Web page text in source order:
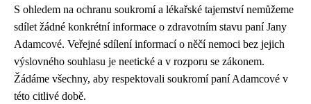
S ohledem na ochranu soukromí a lékařské tajemství nemůžeme
sdílet žádné konkrétní informace o zdravotním stavu paní Jany
Adamcové. Veřejné sdílení informací o něčí nemoci bez jejich
výslovného souhlasu je neetické a v rozporu se zákonem.
Žádáme všechny, aby respektovali soukromí paní Adamcové v
této citlivé době.